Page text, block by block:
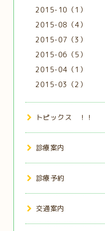
2015-10（1）
2015-08（4）
2015-07（3）
2015-06（5）
2015-04（1）
2015-03（2）
トピックス ！！
診療案内
診療予約
交通案内